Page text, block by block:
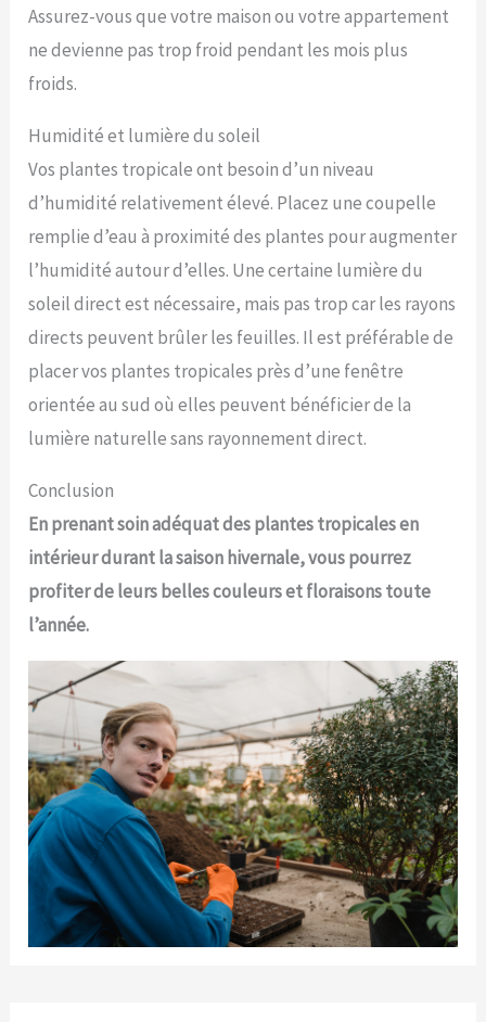
Assurez-vous que votre maison ou votre appartement
ne devienne pas trop froid pendant les mois plus
froids.
Humidité et lumière du soleil
Vos plantes tropicale ont besoin d’un niveau
d’humidité relativement élevé. Placez une coupelle
remplie d’eau à proximité des plantes pour augmenter
l’humidité autour d’elles. Une certaine lumière du
soleil direct est nécessaire, mais pas trop car les rayons
directs peuvent brûler les feuilles. Il est préférable de
placer vos plantes tropicales près d’une fenêtre
orientée au sud où elles peuvent bénéficier de la
lumière naturelle sans rayonnement direct.
Conclusion
En prenant soin adéquat des plantes tropicales en
intérieur durant la saison hivernale, vous pourrez
profiter de leurs belles couleurs et floraisons toute
l’année.